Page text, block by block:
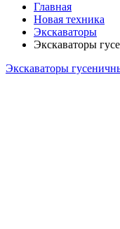
Главная
Новая техника
Экскаваторы
Экскаваторы
Экскаваторы